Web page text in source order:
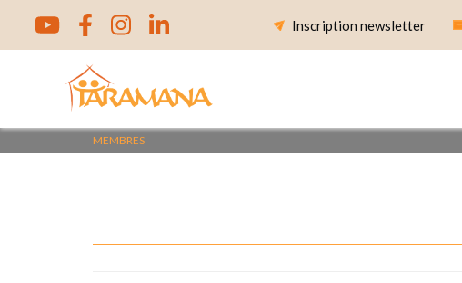
content
Inscription newsletter
MEMBRES